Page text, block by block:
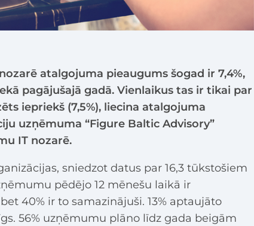
atalgojuma pieaugums šogad ir 7,4%,
pagājušajā gadā. Vienlaikus tas ir tikai par
iepriekš (7,5%), liecina atalgojuma
uzņēmuma “Figure Baltic Advisory”
IT nozarē.
sniedzot datus par 16,3 tūkstošiem
pēdējo 12 mēnešu laikā ir
40% ir to samazinājuši. 13% aptaujāto
56% uzņēmumu plāno līdz gada beigām